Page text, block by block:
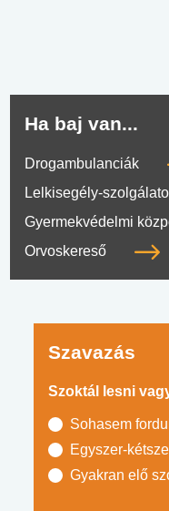
Ha baj van...
Drogambulanciák
Lelkisegély-
Gyermekvédelmi
Orvoskereső
Szavazás
Szoktál lesni
Sohasem
Egyszer-
Gyakran elő